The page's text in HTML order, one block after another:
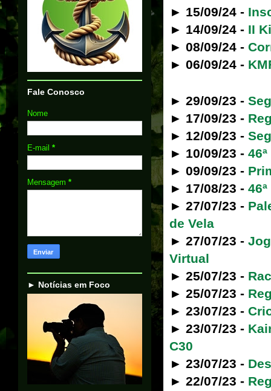
► 15/09/24 -
► 14/09/24 - II
► 08/09/24 -
► 06/09/24 -
► 29/09/23 -
► 17/09/23 -
► 12/09/23 -
► 10/09/23 -
► 09/09/23 -
► 17/08/23 -
► 27/07/23 -
de Vela
► 27/07/23 -
Virtual
► 25/07/23 -
► 25/07/23 -
► 23/07/23 -
► 23/07/23 -
C30
► 23/07/23 -
► 22/07/23 -
Fale Conosco
Nome
E-mail *
Mensagem *
► Notícias em Foco